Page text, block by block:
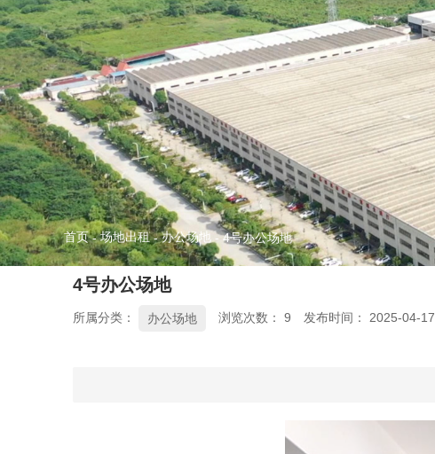
首页-场地出租 -办公场地 -4号办公场地
4号办公场地
所属分类： 办公场地 浏览次数： 9 发布时间： 2025-04-17